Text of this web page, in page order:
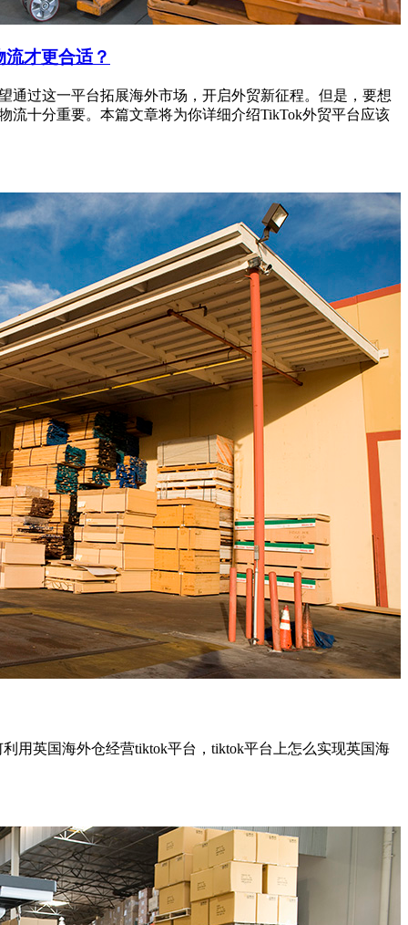
才更合适？
通过这一平台拓展海外市场，开启外贸新征程。但是，要想
流十分重要。本篇文章将为你详细介绍TikTok外贸平台应该
用英国海外仓经营tiktok平台，tiktok平台上怎么实现英国海